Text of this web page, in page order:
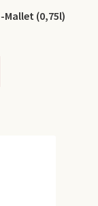
Mallet (0,75l)